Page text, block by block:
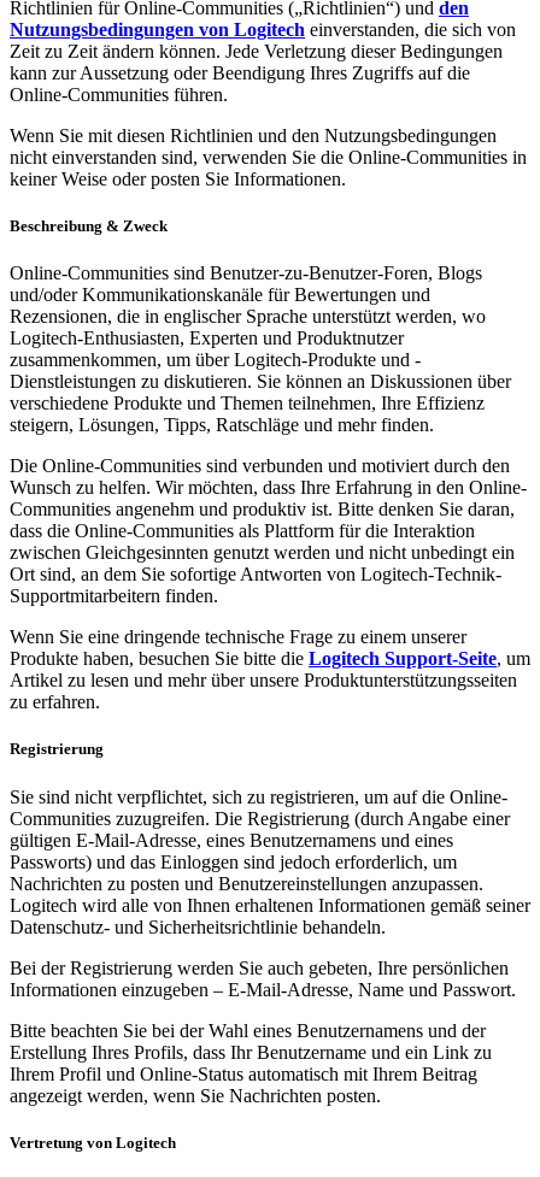
Richtlinien für Online-Communities („Richtlinien“) und den
Nutzungsbedingungen von Logitech einverstanden, die sich von
Zeit zu Zeit ändern können. Jede Verletzung dieser Bedingungen
kann zur Aussetzung oder Beendigung Ihres Zugriffs auf die
Online-Communities führen.
Wenn Sie mit diesen Richtlinien und den Nutzungsbedingungen
nicht einverstanden sind, verwenden Sie die Online-Communities in
keiner Weise oder posten Sie Informationen.
Beschreibung & Zweck
Online-Communities sind Benutzer-zu-Benutzer-Foren, Blogs
und/oder Kommunikationskanäle für Bewertungen und
Rezensionen, die in englischer Sprache unterstützt werden, wo
Logitech-Enthusiasten, Experten und Produktnutzer
zusammenkommen, um über Logitech-Produkte und -
Dienstleistungen zu diskutieren. Sie können an Diskussionen über
verschiedene Produkte und Themen teilnehmen, Ihre Effizienz
steigern, Lösungen, Tipps, Ratschläge und mehr finden.
Die Online-Communities sind verbunden und motiviert durch den
Wunsch zu helfen. Wir möchten, dass Ihre Erfahrung in den Online-
Communities angenehm und produktiv ist. Bitte denken Sie daran,
dass die Online-Communities als Plattform für die Interaktion
zwischen Gleichgesinnten genutzt werden und nicht unbedingt ein
Ort sind, an dem Sie sofortige Antworten von Logitech-Technik-
Supportmitarbeitern finden.
Wenn Sie eine dringende technische Frage zu einem unserer
Produkte haben, besuchen Sie bitte die Logitech Support-Seite, um
Artikel zu lesen und mehr über unsere Produktunterstützungsseiten
zu erfahren.
Registrierung
Sie sind nicht verpflichtet, sich zu registrieren, um auf die Online-
Communities zuzugreifen. Die Registrierung (durch Angabe einer
gültigen E-Mail-Adresse, eines Benutzernamens und eines
Passworts) und das Einloggen sind jedoch erforderlich, um
Nachrichten zu posten und Benutzereinstellungen anzupassen.
Logitech wird alle von Ihnen erhaltenen Informationen gemäß seiner
Datenschutz- und Sicherheitsrichtlinie behandeln.
Bei der Registrierung werden Sie auch gebeten, Ihre persönlichen
Informationen einzugeben – E-Mail-Adresse, Name und Passwort.
Bitte beachten Sie bei der Wahl eines Benutzernamens und der
Erstellung Ihres Profils, dass Ihr Benutzername und ein Link zu
Ihrem Profil und Online-Status automatisch mit Ihrem Beitrag
angezeigt werden, wenn Sie Nachrichten posten.
Vertretung von Logitech